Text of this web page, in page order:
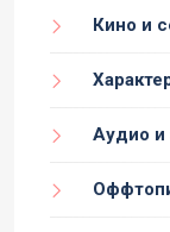
Кино и
Аудио и